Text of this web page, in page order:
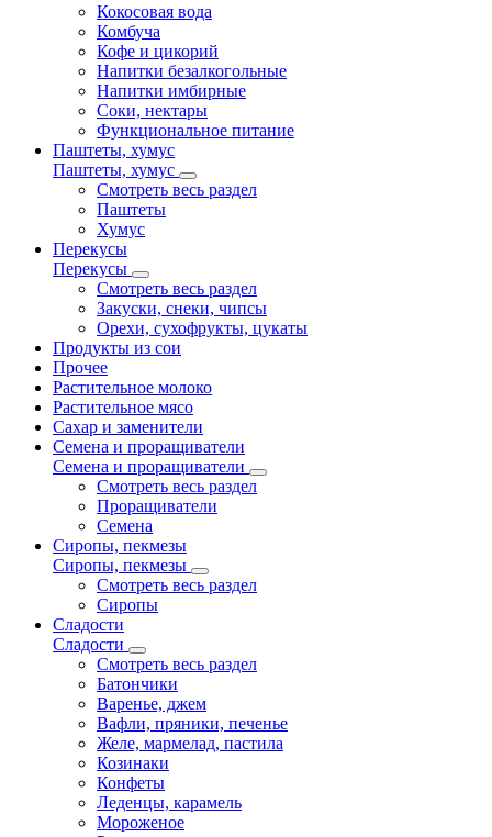
Кокосовая вода
Комбуча
Кофе и цикорий
Напитки безалкогольные
Напитки имбирные
Соки, нектары
Функциональное питание
Паштеты, хумус
Паштеты, хумус
Смотреть весь раздел
Паштеты
Хумус
Перекусы
Перекусы
Смотреть весь раздел
Закуски, снеки, чипсы
Орехи, сухофрукты, цукаты
Продукты из сои
Прочее
Растительное молоко
Растительное мясо
Сахар и заменители
Семена и проращиватели
Семена и проращиватели
Смотреть весь раздел
Проращиватели
Семена
Сиропы, пекмезы
Сиропы, пекмезы
Смотреть весь раздел
Сиропы
Сладости
Сладости
Смотреть весь раздел
Батончики
Варенье, джем
Вафли, пряники, печенье
Желе, мармелад, пастила
Козинаки
Конфеты
Леденцы, карамель
Мороженое